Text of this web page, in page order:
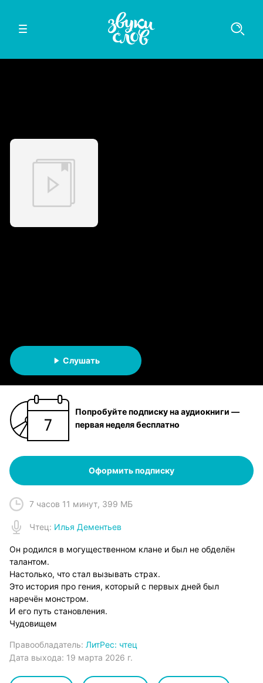
Слушать
Попробуйте подписку на аудиокниги —
первая неделя бесплатно
Оформить подписку
7 часов 11 минут, 399 МБ
Чтец: Илья Дементьев
Он родился в могущественном клане и был не обделён
талантом.
Настолько, что стал вызывать страх.
Это история про гения, который с первых дней был
наречён монстром.
И его путь становления.
Чудовищем
Правообладатель: ЛитРес: чтец
Дата выхода: 19 марта 2026 г.